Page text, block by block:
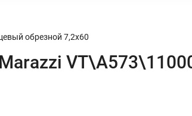
обрезной 7,2x60